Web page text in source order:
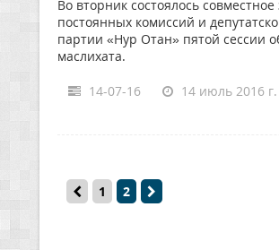
Во вторник состоялось
постоянных комиссий и
партии «Нур Отан» пятой сессии
маслихата.
14-07-16 14 июль 2016 г.
1 2